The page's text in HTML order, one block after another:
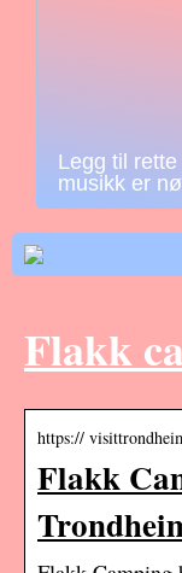
Legg til
musikk er
Flakk
https://
Flakk